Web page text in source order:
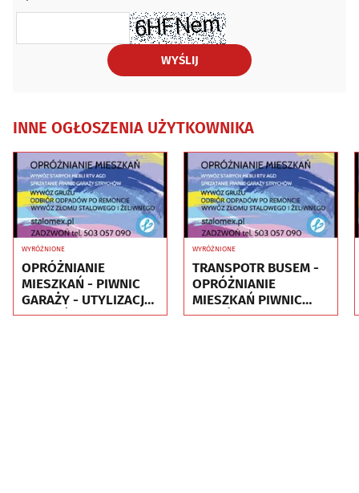
WYŚLIJ
INNE OGŁOSZENIA UŻYTKOWNIKA
WYRÓŻNIONE
OPRÓŻNIANIE
MIESZKAŃ - PIWNIC
GARAŻY - UTYLIZACJA
- WYWÓZ MEBLI RTV
WYRÓŻNIONE
TRANSPOTR BUSEM -
OPRÓŻNIANIE
MIESZKAŃ PIWNIC
GARAŻY - UTYLIZACJA